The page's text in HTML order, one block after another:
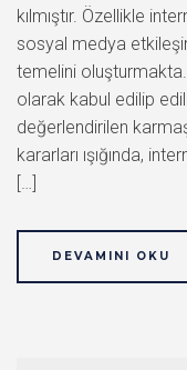
kılmıştır. Özellikle
sosyal medya
temelini
olarak kabul edilip
değerlendirilen
kararları ışığında,
[…]
DEVAMINI OKU